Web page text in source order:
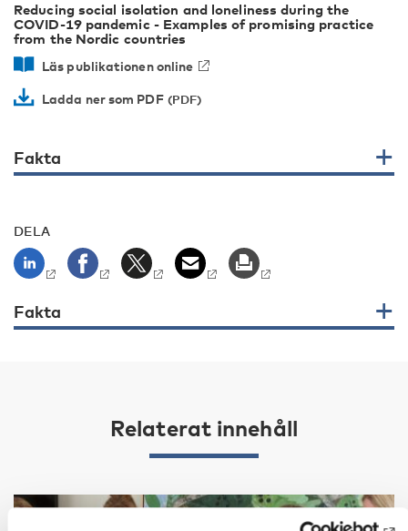
Reducing social isolation and loneliness during the
COVID-19 pandemic - Examples of promising practice
from the Nordic countries
Läs publikationen online
Ladda ner som PDF
Fakta
DELA
Fakta
Relaterat innehåll